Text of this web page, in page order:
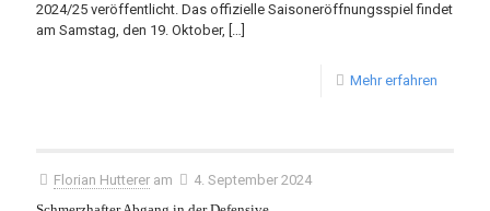
2024/25 veröffentlicht. Das offizielle Saisoneröffnungsspiel findet
am Samstag, den 19. Oktober, […]
Mehr erfahren
Florian Hutterer am
4. September 2024